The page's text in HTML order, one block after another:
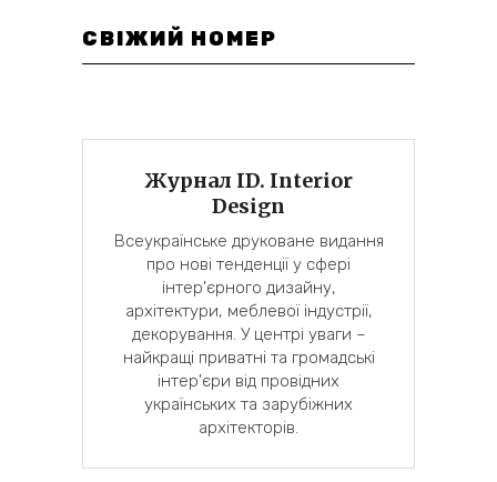
СВІЖИЙ НОМЕР
Журнал ID. Interior
Design
Всеукраїнське друковане видання
про нові тенденції у сфері
інтер'єрного дизайну,
архітектури, меблевої індустрії,
декорування. У центрі уваги –
найкращі приватні та громадські
інтер'єри від провідних
українських та зарубіжних
архітекторів.